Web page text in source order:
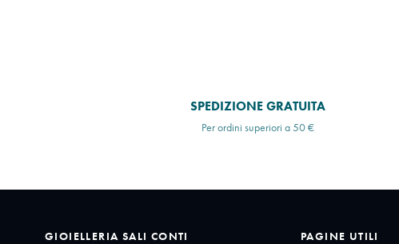
SPEDIZIONE GRATUITA
Per ordini superiori a 50 €
GIOIELLERIA SALI CONTI PAGINE UTILI